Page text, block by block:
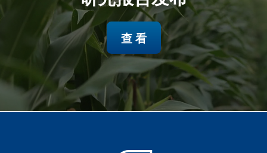
查 看